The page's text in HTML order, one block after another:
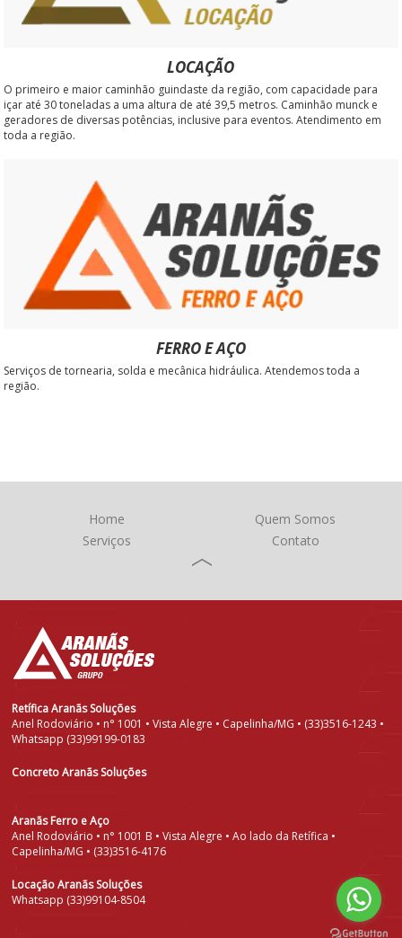
LOCAÇÃO
O primeiro e maior caminhão guindaste da região, com capacidade para
içar até 30 toneladas a uma altura de até 39,5 metros. Caminhão munck e
geradores de diversas potências, inclusive para eventos. Atendimento em
toda a região.
FERRO E AÇO
Serviços de tornearia, solda e mecânica hidráulica. Atendemos toda a
região.
Home
Quem Somos
Serviços
Contato
Retífica Aranãs Soluções
Anel Rodoviário • n° 1001 • Vista Alegre • Capelinha/MG • (33)3516-1243 •
Whatsapp (33)99199-0183
Concreto Aranãs Soluções
Aranãs Ferro e Aço
Anel Rodoviário • n° 1001 B • Vista Alegre • Ao lado da Retífica •
Capelinha/MG • (33)3516-4176
Locação Aranãs Soluções
Whatsapp (33)99104-8504